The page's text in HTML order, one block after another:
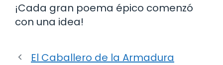
¡Cada gran poema épico comenzó
con una idea!
El Caballero de la Armadura